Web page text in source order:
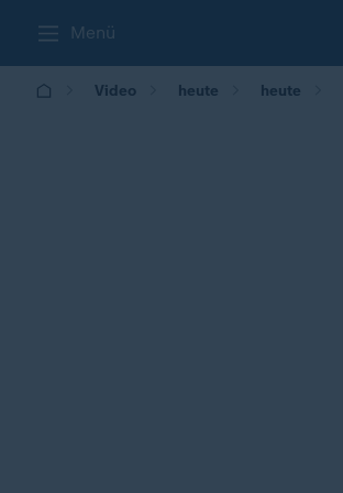
Menü
Video heute heute